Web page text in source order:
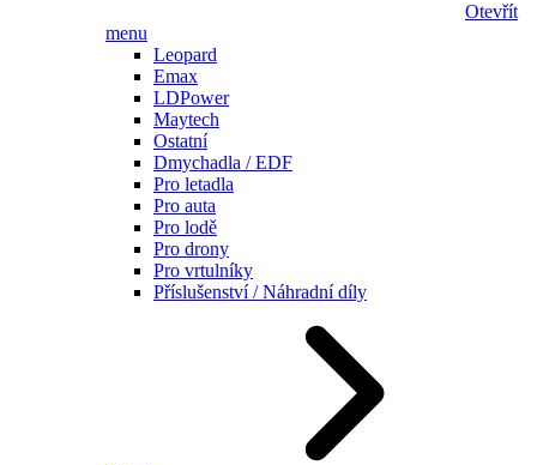
Otevřít
menu
Leopard
Emax
LDPower
Maytech
Ostatní
Dmychadla / EDF
Pro letadla
Pro auta
Pro lodě
Pro drony
Pro vrtulníky
Příslušenství / Náhradní díly